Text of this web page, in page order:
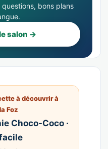
bons plans
salon →
à découvrir à
Foz
Choco-Coco ·